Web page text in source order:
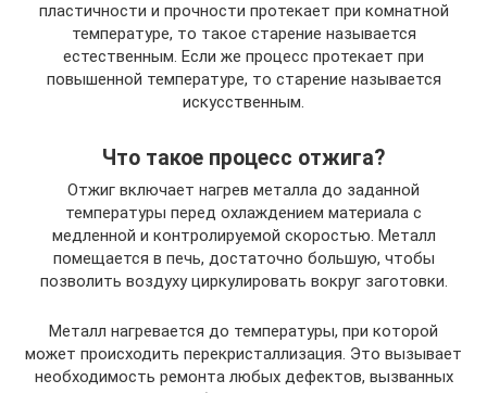
пластичности и прочности протекает при комнатной
температуре, то такое старение называется
естественным. Если же процесс протекает при
повышенной температуре, то старение называется
искусственным.
Что такое процесс отжига?
Отжиг включает нагрев металла до заданной
температуры перед охлаждением материала с
медленной и контролируемой скоростью. Металл
помещается в печь, достаточно большую, чтобы
позволить воздуху циркулировать вокруг заготовки.
Металл нагревается до температуры, при которой
может происходить перекристаллизация. Это вызывает
необходимость ремонта любых дефектов, вызванных